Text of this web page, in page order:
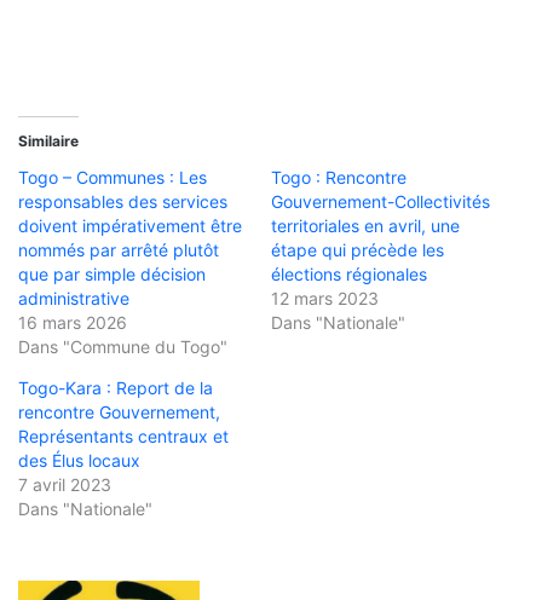
Similaire
Togo – Communes : Les
responsables des services
doivent impérativement être
nommés par arrêté plutôt
que par simple décision
administrative
16 mars 2026
Dans "Commune du Togo"
Togo : Rencontre
Gouvernement-Collectivités
territoriales en avril, une
étape qui précède les
élections régionales
12 mars 2023
Dans "Nationale"
Togo-Kara : Report de la
rencontre Gouvernement,
Représentants centraux et
des Élus locaux
7 avril 2023
Dans "Nationale"